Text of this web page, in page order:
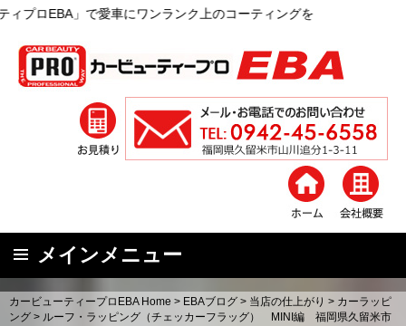
にワンランク上のコーティングを
メインメニュー
コ
ン
カービューティープロEBA Home > EBAブログ > 当店の仕上がり > カーラッピ
ング > ルーフ・ラッピング（チェッカーフラッグ） MINI編 福岡県久留米市